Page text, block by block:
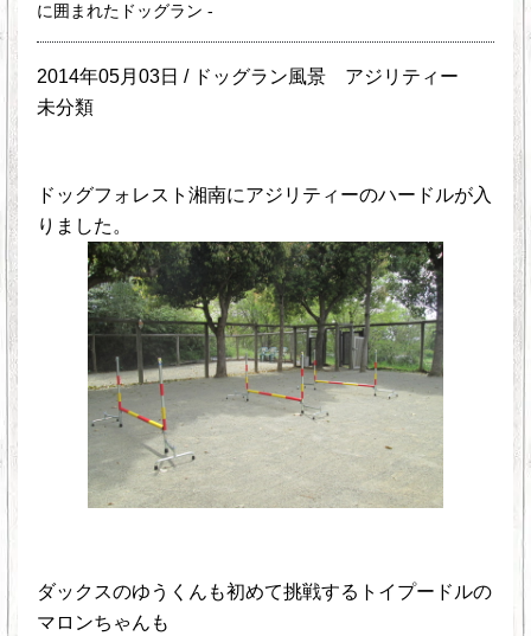
に囲まれたドッグラン -
2014年05月03日 / ドッグラン風景
アジリティー
未分類
ドッグフォレスト湘南にアジリティーのハードルが入
りました。
ダックスのゆうくんも初めて挑戦するトイプードルの
マロンちゃんも